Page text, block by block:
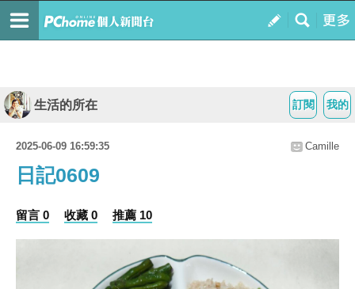
我的
訂閱
生活的所在
2025-06-09 16:59:35 Camille
日記0609
留言 0 收藏 0 推薦 10